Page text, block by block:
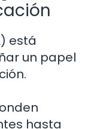
está
un papel
hasta